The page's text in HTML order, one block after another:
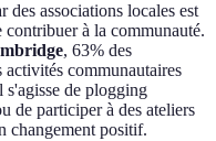
des associations locales est
contribuer à la communauté.
, 63% des
activités communautaires
de plogging
de participer à des ateliers
changement positif.